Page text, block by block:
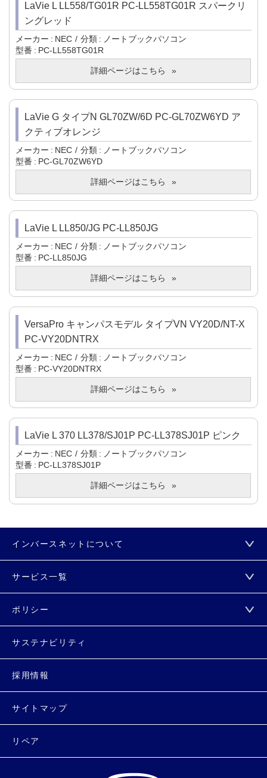
LaVie L LL558/TG01R PC-LL558TG01R スパークリ
ングレッド
メーカー NEC 分類
ノートブックパソコン
型番
PC-LL558TG01R
詳細ページはこちら
LaVie G タイプN GL70ZW/6D PC-GL70ZW6YD ア
クティブオレンジ
メーカー NEC 分類
ノートブックパソコン
型番
PC-GL70ZW6YD
詳細ページはこちら
LaVie L LL850/JG PC-LL850JG
メーカー NEC 分類
ノートブックパソコン
型番
PC-LL850JG
詳細ページはこちら
VersaPro キャンパスモデル タイプVN VY20D/NT-X
PC-VY20DNTRX
メーカー NEC 分類
ノートブックパソコン
型番
PC-VY20DNTRX
詳細ページはこちら
LaVie L 370 LL378/SJ01P PC-LL378SJ01P ピンク
メーカー NEC 分類
ノートブックパソコン
型番
PC-LL378SJ01P
詳細ページはこちら
インバースネットについて
サービス一覧
ポリシー
サステナビリティ
採用情報
サイトマップ
リペア